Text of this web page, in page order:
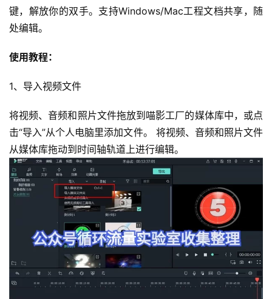
页
行
业
快
讯
例
键，解放你的双手。支持Windows/Mac工程文档共享，随
处编辑。
使用教程：
1、导入视频文件
将视频、音频和照片文件拖放到喵影工厂的媒体库中，或点
击“导入”从个人电脑里添加文件。 将视频、音频和照片文件
从媒体库拖动到时间轴轨道上进行编辑。